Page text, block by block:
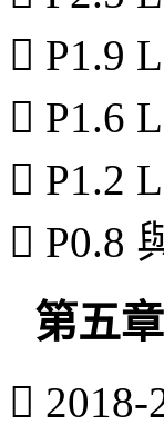
 P1.9
 P1.6
 P1.2
 P0.8
第五
